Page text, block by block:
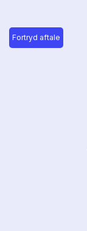
Fortryd aftale